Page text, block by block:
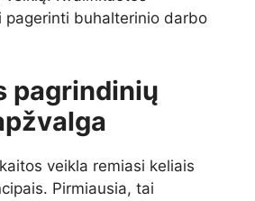
pagerinti buhalterinio darbo
pagrindinių
veikla remiasi keliais
Pirmiausia, tai